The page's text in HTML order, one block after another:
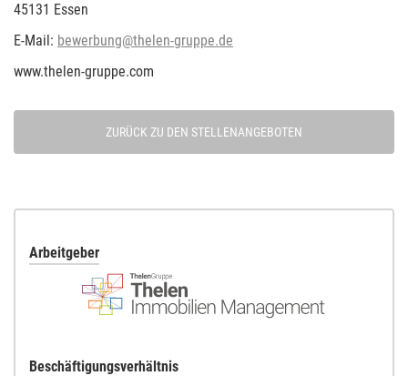
45131 Essen
E-Mail: bewerbung@thelen-gruppe.de
www.thelen-gruppe.com
ZURÜCK ZU DEN STELLENANGEBOTEN
Arbeitgeber
Beschäftigungsverhältnis